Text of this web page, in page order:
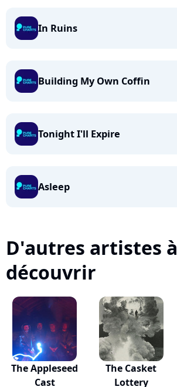
In Ruins
Building My Own Coffin
Tonight I'll Expire
Asleep
D'autres artistes à
découvrir
The Appleseed
Cast
The Casket
Lottery